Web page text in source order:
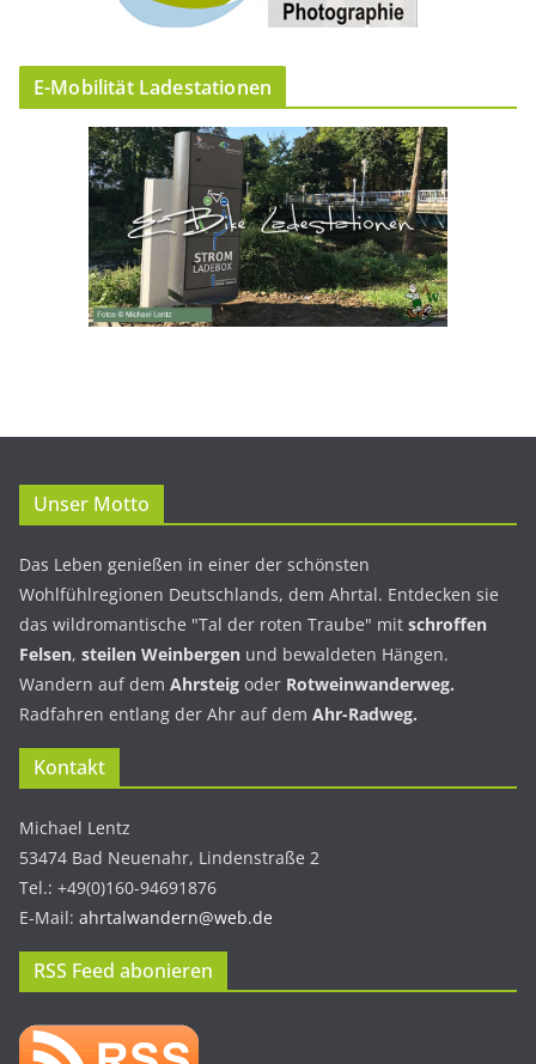
E-Mobilität Ladestationen
Unser Motto
Das Leben genießen in einer der schönsten
Wohlfühlregionen Deutschlands, dem Ahrtal. Entdecken sie
das wildromantische "Tal der roten Traube" mit schroffen
Felsen, steilen Weinbergen und bewaldeten Hängen.
Wandern auf dem Ahrsteig oder Rotweinwanderweg.
Radfahren entlang der Ahr auf dem Ahr-Radweg.
Kontakt
Michael Lentz
53474 Bad Neuenahr, Lindenstraße 2
Tel.: +49(0)160-94691876
E-Mail: ahrtalwandern@web.de
RSS Feed abonieren